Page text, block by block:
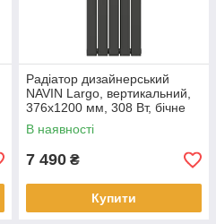
Радіатор дизайнерський
NAVIN Largo, вертикальний,
376x1200 мм, 308 Вт, бічне
підключення, чорний муар
В наявності
7 490 ₴
Купити